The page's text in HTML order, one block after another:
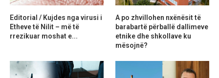
Editorial / Kujdes nga virusi i
Etheve të Nilit – më të
rrezikuar moshat e...
A po zhvillohen nxënësit të
barabartë përballë dallimeve
etnike dhe shkollave ku
mësojnë?